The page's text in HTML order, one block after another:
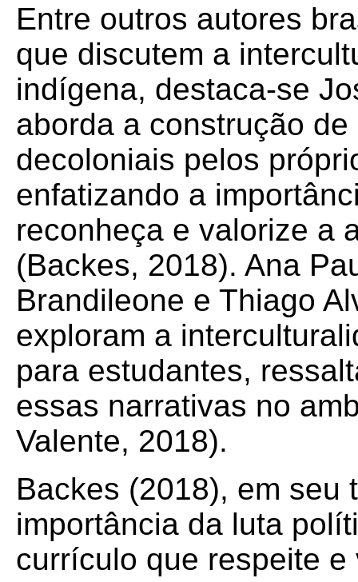
Entre outros autores
que discutem a
indígena, destaca-se
aborda a construção
decoloniais pelos
enfatizando a
reconheça e valorize a
(Backes, 2018). Ana
Brandileone e Thiago
exploram a
para estudantes,
essas narrativas no
Valente, 2018).
Backes (2018), em seu
importância da luta
currículo que respeite